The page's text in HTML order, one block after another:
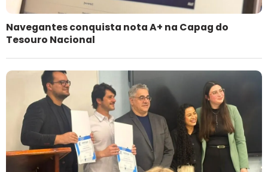
Navegantes conquista nota A+ na Capag do
Tesouro Nacional